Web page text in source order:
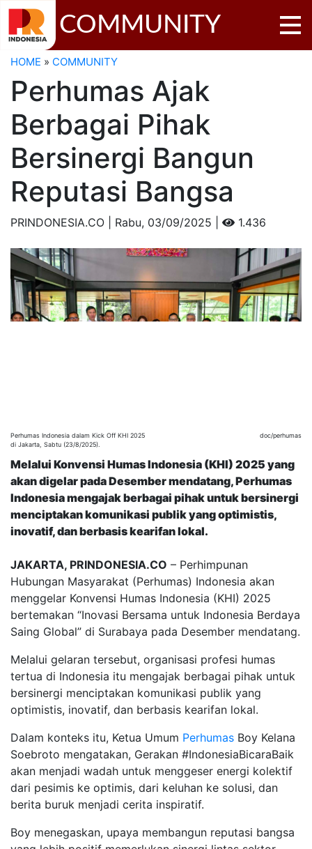
COMMUNITY
HOME » COMMUNITY
Perhumas Ajak
Berbagai Pihak
Bersinergi Bangun
Reputasi Bangsa
PRINDONESIA.CO | Rabu, 03/09/2025 | 1.436
Perhumas Indonesia dalam Kick Off KHI 2025
di Jakarta, Sabtu (23/8/2025).
doc/perhumas
Melalui Konvensi Humas Indonesia (KHI) 2025 yang
akan digelar pada Desember mendatang, Perhumas
Indonesia mengajak berbagai pihak untuk bersinergi
menciptakan komunikasi publik yang optimistis,
inovatif, dan berbasis kearifan lokal.
JAKARTA, PRINDONESIA.CO – Perhimpunan
Hubungan Masyarakat (Perhumas) Indonesia akan
menggelar Konvensi Humas Indonesia (KHI) 2025
bertemakan “Inovasi Bersama untuk Indonesia Berdaya
Saing Global” di Surabaya pada Desember mendatang.
Melalui gelaran tersebut, organisasi profesi humas
tertua di Indonesia itu mengajak berbagai pihak untuk
bersinergi menciptakan komunikasi publik yang
optimistis, inovatif, dan berbasis kearifan lokal.
Dalam konteks itu, Ketua Umum Perhumas Boy Kelana
Soebroto mengatakan, Gerakan #IndonesiaBicaraBaik
akan menjadi wadah untuk menggeser energi kolektif
dari pesimis ke optimis, dari keluhan ke solusi, dan
berita buruk menjadi cerita inspiratif.
Boy menegaskan, upaya membangun reputasi bangsa